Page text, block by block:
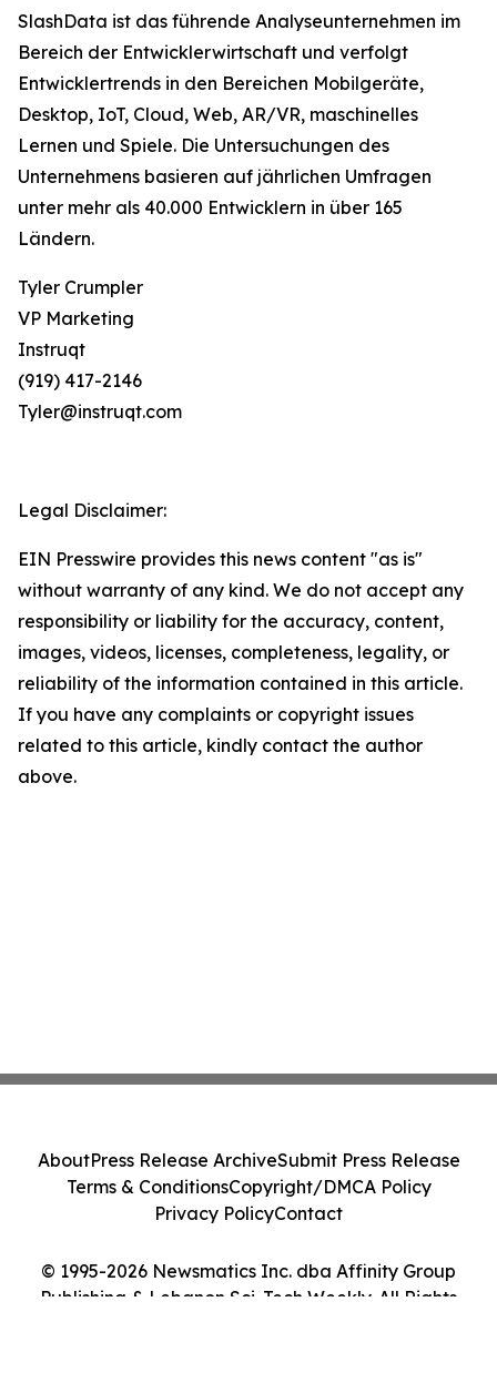
SlashData ist das führende Analyseunternehmen im
Bereich der Entwicklerwirtschaft und verfolgt
Entwicklertrends in den Bereichen Mobilgeräte,
Desktop, IoT, Cloud, Web, AR/VR, maschinelles
Lernen und Spiele. Die Untersuchungen des
Unternehmens basieren auf jährlichen Umfragen
unter mehr als 40.000 Entwicklern in über 165
Ländern.
Tyler Crumpler
VP Marketing
Instruqt
(919) 417-2146
Tyler@instruqt.com
Legal Disclaimer:
EIN Presswire provides this news content "as is"
without warranty of any kind. We do not accept any
responsibility or liability for the accuracy, content,
images, videos, licenses, completeness, legality, or
reliability of the information contained in this article.
If you have any complaints or copyright issues
related to this article, kindly contact the author
above.
© 1995-2026 Newsmatics Inc. dba Affinity Group
Publishing & Lebanon Sci-Tech Weekly. All Rights
AboutPress Release ArchiveSubmit Press Release
Terms & ConditionsCopyright/DMCA Policy
Privacy PolicyContact